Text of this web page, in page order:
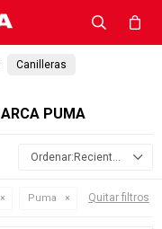
Canilleras
PUMA
Recientes
Puma Quitar filtros